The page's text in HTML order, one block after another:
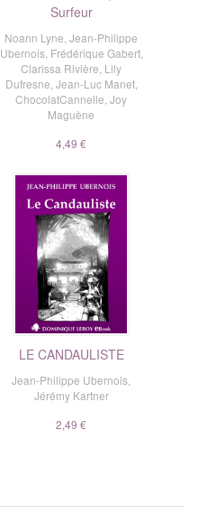
Surfeur
Noann Lyne Jean-Philippe
Ubernois, Frédérique Gabert,
Clarissa Rivière Lily
Dufresne Jean-Luc Manet,
ChocolatCannelle Joy
Maguène
4,49 €
LE CANDAULISTE
Jean-Philippe Ubernois
Jérémy Kartner
2,49 €